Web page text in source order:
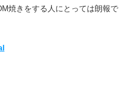
焼きをする人にとっては朗報で